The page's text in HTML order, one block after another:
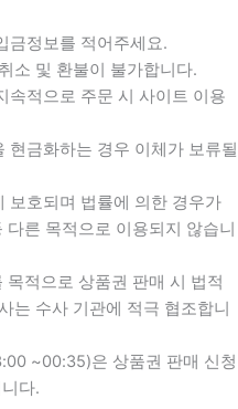
금정보를 적어주세요.
소 및 환불이 불가합니다.
속적으로 주문 시 사이트 이용
현금화하는 경우 이체가 보류될
보호되며 법률에 의한 경우가
른 목적으로 이용되지 않습니
적으로 상품권 판매 시 법적
는 수사 기관에 적극 협조합니
~00:35)은 상품권 판매 신청
다.